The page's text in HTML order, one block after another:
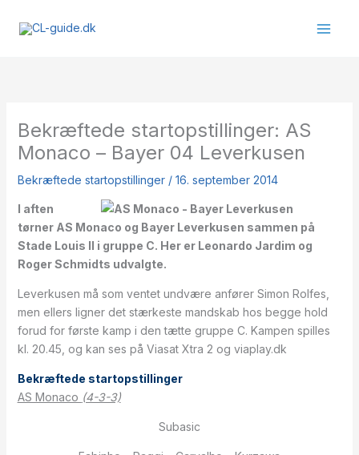
Bekræftede startopstillinger: AS
Monaco – Bayer 04 Leverkusen
Bekræftede startopstillinger/ 16. september 2014
I aften
tørner AS Monaco og Bayer Leverkusen sammen på
Stade Louis II i gruppe C. Her er Leonardo Jardim og
Roger Schmidts udvalgte.
Leverkusen må som ventet undvære anfører Simon Rolfes,
men ellers ligner det stærkeste mandskab hos begge hold
forud for første kamp i den tætte gruppe C. Kampen spilles
kl. 20.45, og kan ses på Viasat Xtra 2 og viaplay.dk
Bekræftede startopstillinger
AS Monaco (4-3-3)
Subasic